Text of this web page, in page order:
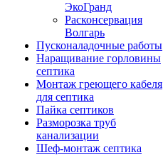
ЭкоГранд
Расконсервация
Волгарь
Пусконаладочные работы
Наращивание горловины
септика
Монтаж греющего кабеля
для септика
Пайка септиков
Разморозка труб
канализации
Шеф-монтаж септика